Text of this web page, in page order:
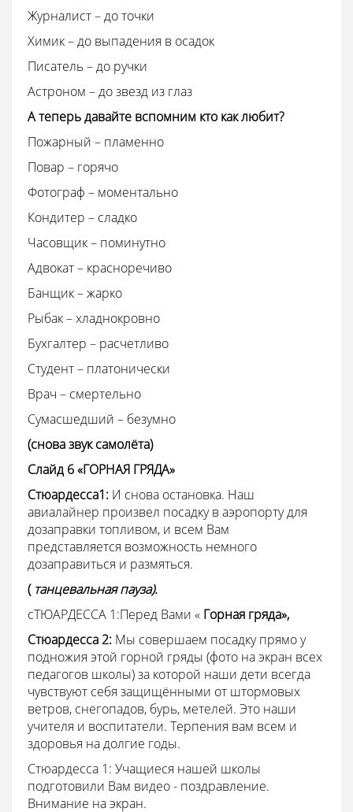
Журналист – до точки
Химик – до выпадения в осадок
Писатель – до ручки
Астроном – до звезд из глаз
А теперь давайте вспомним кто как любит?
Пожарный – пламенно
Повар – горячо
Фотограф – моментально
Кондитер – сладко
Часовщик – поминутно
Адвокат – красноречиво
Банщик – жарко
Рыбак – хладнокровно
Бухгалтер – расчетливо
Студент – платонически
Врач – смертельно
Сумасшедший – безумно
(снова звук самолёта)
Слайд 6«ГОРНАЯ ГРЯДА»
Стюардесса1: И снова остановка. Наш
авиалайнер произвел посадку в аэропорту для
дозаправки топливом, и всем Вам
представляется возможность немного
дозаправиться и размяться.
( танцевальная пауза).
сТЮАРДЕССА 1:Перед Вами « Горная гряда»,
Стюардесса 2: Мы совершаем посадку прямо у
подножия этой горной гряды (фото на экран всех
педагогов школы) за которой наши дети всегда
чувствуют себя защищёнными от штормовых
ветров, снегопадов, бурь, метелей. Это наши
учителя и воспитатели. Терпения вам всем и
здоровья на долгие годы.
Стюардесса 1: Учащиеся нашей школы
подготовили Вам видео - поздравление.
Внимание на экран.